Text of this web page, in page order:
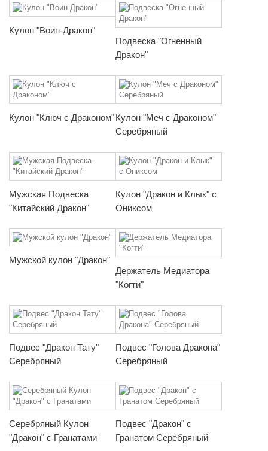
Кулон "Воин-Дракон"
Подвеска "Огненный
Дракон"
Кулон "Ключ с Драконом"Кулон "Меч с Драконом"
Серебряный
Мужская Подвеска
"Китайский Дракон"
Кулон "Дракон и Клык" с
Ониксом
Мужской кулон "Дракон"
Держатель Медиатора
"Когти"
Подвес "Дракон Тату"
Серебряный
Подвес "Голова Дракона"
Серебряный
Серебряный Кулон
"Дракон" с Гранатами
Подвес "Дракон" с
Гранатом Серебряный